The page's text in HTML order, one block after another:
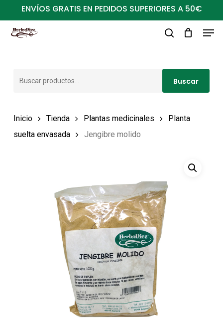
al
contenido
ENVÍOS GRATIS EN PEDIDOS SUPERIORES A 50€
Buscar
Inicio Tienda Plantas medicinales
Planta
suelta envasada
Jengibre molido
Close